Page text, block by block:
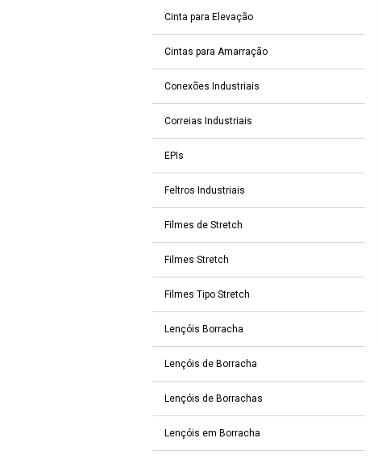
Cinta para Elevação
Cintas para Amarração
Conexões Industriais
Correias Industriais
EPIs
Feltros Industriais
Filmes de Stretch
Filmes Stretch
Filmes Tipo Stretch
Lençóis Borracha
Lençóis de Borracha
Lençóis de Borrachas
Lençóis em Borracha